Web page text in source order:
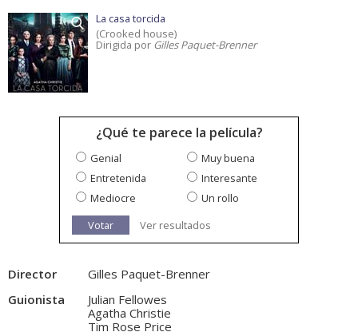
La casa torcida
(Crooked house)
Dirigida por Gilles Paquet-Brenner
¿Qué te parece la película?
Genial
Muy buena
Entretenida
Interesante
Mediocre
Un rollo
Votar
Ver resultados
Director
Gilles Paquet-Brenner
Guionista
Julian Fellowes
Agatha Christie
Tim Rose Price